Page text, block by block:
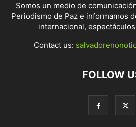
Somos un medio de
Periodismo de Paz e informamos
internacional,
Contact us:
FOLLOW